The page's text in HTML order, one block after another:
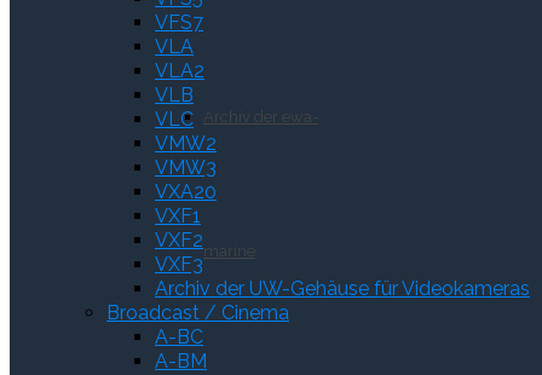
Archiv der ewa-
marine
VFS7
VLA
VLA2
VLB
VLC
VMW2
VMW3
VXA20
VXF1
VXF2
VXF3
Archiv der UW-Gehäuse für Videokameras
Broadcast / Cinema
A-BC
A-BM